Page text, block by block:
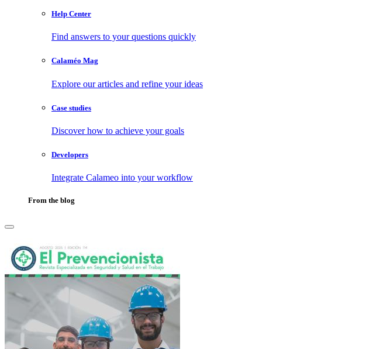
Help Center
Find answers to your questions quickly
Calaméo Mag
Explore our articles and refine your ideas
Case studies
Discover how to achieve your goals
Developers
Integrate Calameo into your workflow
From the blog